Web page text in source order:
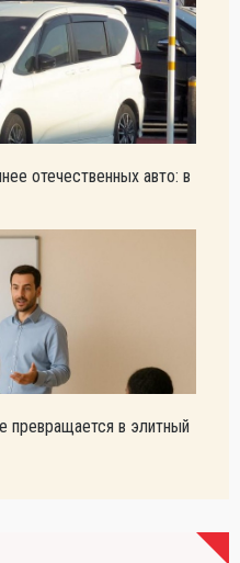
отечественных авто: в
превращается в элитный